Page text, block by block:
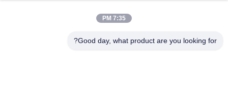
7:35 PM
Good day, what product are you looking for?